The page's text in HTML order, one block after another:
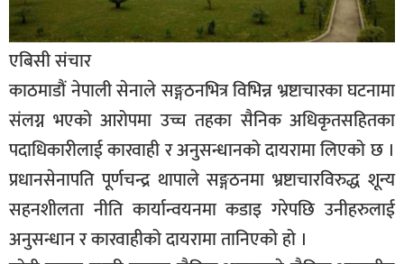
अचम्म
दुनिया
बिचार
कुराकानी
जीवनशैली
साहित्य
सूचना-
प्रवधि
एबिसी संचार
काठमाडौं नेपाली सेनाले सङ्गठनभित्र विभिन्न भ्रष्टाचारका घटनामा
संलग्न भएको आरोपमा उच्च तहका सैनिक अधिकृतसहितका
पदाधिकारीलाई कारवाही र अनुसन्धानको दायरामा लिएको छ ।
प्रधानसेनापति पूर्णचन्द्र थापाले सङ्गठनमा भ्रष्टाचारविरुद्ध शून्य
सहनशीलता नीति कार्यान्वयनमा कडाइ गरेपछि उनीहरुलाई
अनुसन्धान र कारवाहीको दायरामा तानिएको हो ।